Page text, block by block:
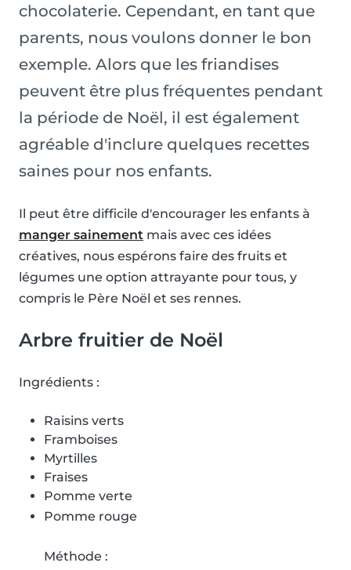
chocolaterie. Cependant, en tant que
parents, nous voulons donner le bon
exemple. Alors que les friandises
peuvent être plus fréquentes pendant
la période de Noël, il est également
agréable d'inclure quelques recettes
saines pour nos enfants.
Il peut être difficile d'encourager les enfants à
manger sainement mais avec ces idées
créatives, nous espérons faire des fruits et
légumes une option attrayante pour tous, y
compris le Père Noël et ses rennes.
Arbre fruitier de Noël
Ingrédients :
Raisins verts
Framboises
Myrtilles
Fraises
Pomme verte
Pomme rouge
Méthode :